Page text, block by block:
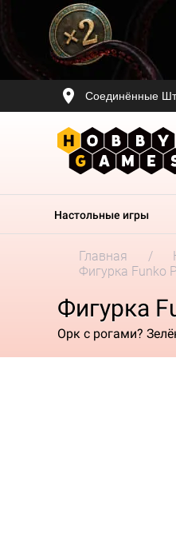
Соединённые
Настольные игры
Главная
Фигурка Funko
Фигурка
Орк с рогами?